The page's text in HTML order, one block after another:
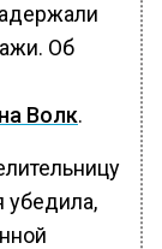
Об
Волк.
убедила,